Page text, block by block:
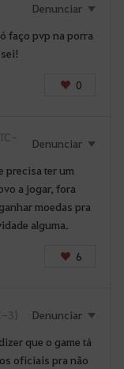
Denunciar
faço pvp na porra
0
Denunciar
precisa ter um
a jogar, fora
moedas pra
alguma.
6
3)
Denunciar
que o game tá
oficiais pra não